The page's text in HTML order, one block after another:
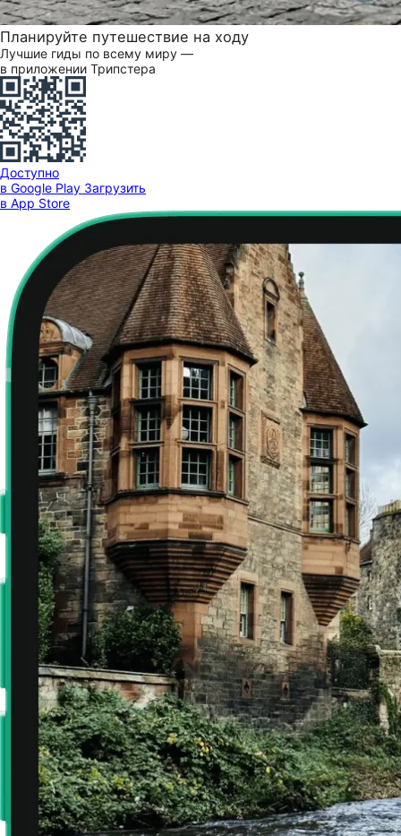
Планируйте путешествие на ходу
Лучшие гиды по всему миру —
в приложении Трипстера
Доступно
в Google Play Загрузить
в App Store